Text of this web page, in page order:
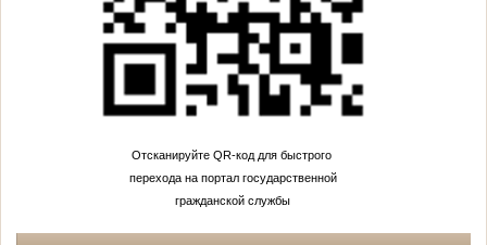
Отсканируйте QR-код для быстрого
перехода на портал государственной
гражданской службы